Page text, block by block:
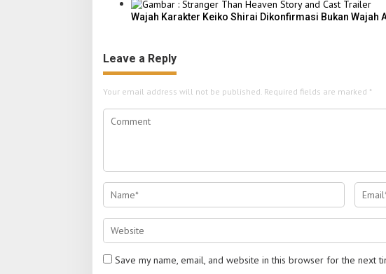
Wajah Karakter Keiko Shirai Dikonfirmasi Bukan Wajah
Leave a Reply
Your email address will not be published. Required fields are marked *
Save my name, email, and website in this browser for the next